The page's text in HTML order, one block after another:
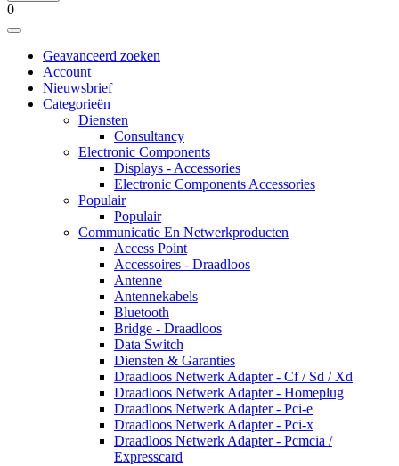
0
Geavanceerd zoeken
Account
Nieuwsbrief
Categorieën
Diensten
Consultancy
Electronic Components
Displays - Accessories
Electronic Components Accessories
Populair
Populair
Communicatie En Netwerkproducten
Access Point
Accessoires - Draadloos
Antenne
Antennekabels
Bluetooth
Bridge - Draadloos
Data Switch
Diensten & Garanties
Draadloos Netwerk Adapter - Cf / Sd / Xd
Draadloos Netwerk Adapter - Homeplug
Draadloos Netwerk Adapter - Pci-e
Draadloos Netwerk Adapter - Pci-x
Draadloos Netwerk Adapter - Pcmcia /
Expresscard